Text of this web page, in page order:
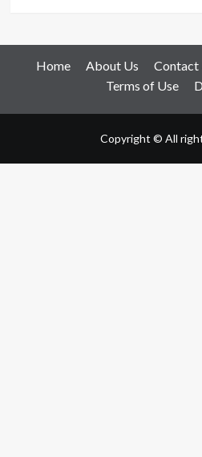
Home About Us Contact
Terms of Use